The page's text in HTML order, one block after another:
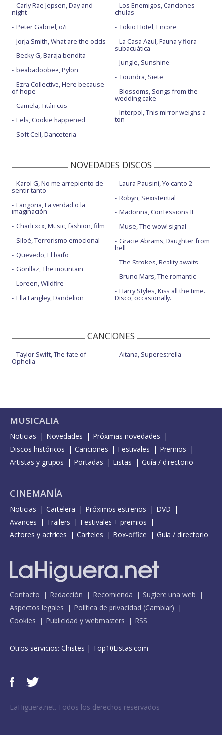
Carly Rae Jepsen, Day and
night
Peter Gabriel, o/i
Jorja Smith, What are the odds
Becky G, Baraja bendita
beabadoobee, Pylon
Ezra Collective, Here because
of hope
Camela, Titánicos
Eels, Cookie happened
Soft Cell, Danceteria
Los Enemigos, Canciones
chulas
Tokio Hotel, Encore
La Casa Azul, Fauna y flora
subacuática
Jungle, Sunshine
Toundra, Siete
Blossoms, Songs from the
wedding cake
Interpol, This mirror weighs a
ton
NOVEDADES DISCOS
Karol G, No me arrepiento de
sentir tanto
Fangoria, La verdad o la
imaginación
Charli xcx, Music, fashion, film
Siloé, Terrorismo emocional
Quevedo, El baifo
Gorillaz, The mountain
Loreen, Wildfire
Ella Langley, Dandelion
Laura Pausini, Yo canto 2
Robyn, Sexistential
Madonna, Confessions II
Muse, The wow! signal
Gracie Abrams, Daughter from
hell
The Strokes, Reality awaits
Bruno Mars, The romantic
Harry Styles, Kiss all the time.
Disco, occasionally.
CANCIONES
Taylor Swift, The fate of
Ophelia
Aitana, Superestrella
MUSICALIA
Noticias Novedades
Próximas novedades
Discos históricos
Canciones Festivales
Premios
Artistas y grupos
Portadas Listas Guía / directorio
CINEMANÍA
Noticias Cartelera Próximos estrenos
DVD
Avances
Tráilers
Festivales + premios
Actores y actrices
Carteles Box-office Guía / directorio
Contacto Redacción Recomienda
Sugiere una web
Aspectos legales
Política de privacidad (Cambiar)
Cookies
Publicidad y webmasters RSS
Otros servicios: Chistes | Top10Listas.com
LaHiguera.net. Todos los derechos reservados